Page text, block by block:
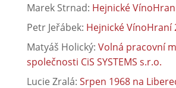
Marek Strnad: Hejnické
Petr Jeřábek: Hejnické VínoHraní
Matyáš Holický: Volná pracovní
společnosti CiS SYSTEMS s.r.o.
Lucie Zralá: Srpen 1968 na